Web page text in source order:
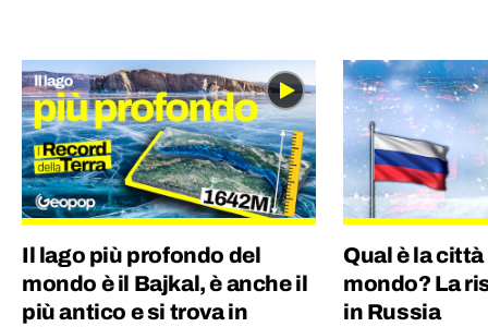
Il lago più profondo del
mondo è il Bajkal, è anche il
più antico e si trova in
Qual è la
mondo? La
in Russia